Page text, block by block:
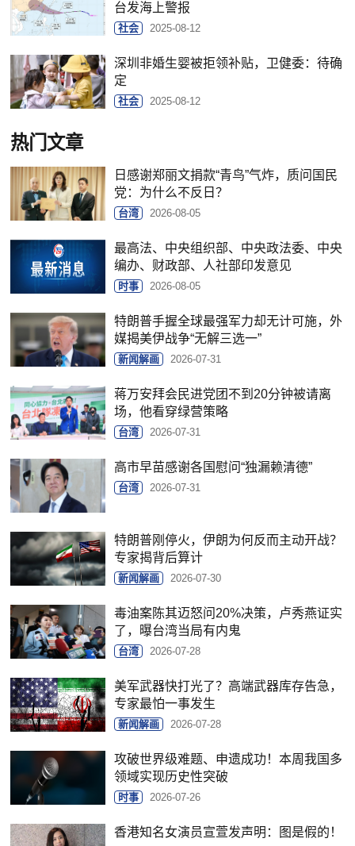
台发海上警报
社会 2025-08-12
深圳非婚生婴被拒领补贴，卫健委：待确
定
社会 2025-08-12
热门文章
日感谢郑丽文捐款“青鸟”气炸，质问国民
党：为什么不反日？
台湾 2026-08-05
最高法、中央组织部、中央政法委、中央
编办、财政部、人社部印发意见
时事 2026-08-05
特朗普手握全球最强军力却无计可施，外
媒揭美伊战争“无解三选一”
新闻解画 2026-07-31
蒋万安拜会民进党团不到20分钟被请离
场，他看穿绿营策略
台湾 2026-07-31
高市早苗感谢各国慰问“独漏赖清德”
台湾 2026-07-31
特朗普刚停火，伊朗为何反而主动开战？
专家揭背后算计
新闻解画 2026-07-30
毒油案陈其迈怒问20%决策，卢秀燕证实
了，曝台湾当局有内鬼
台湾 2026-07-28
美军武器快打光了？高端武器库存告急，
专家最怕一事发生
新闻解画 2026-07-28
攻破世界级难题、申遗成功！本周我国多
领域实现历史性突破
时事 2026-07-26
香港知名女演员宣萱发声明：图是假的！